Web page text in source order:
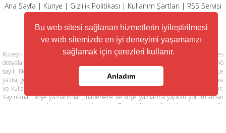
Bu web sitesi sağlanan hizmetlerin iyileştirilmesi
ve web sitemizde en iyi deneyimi yaşamanızı
sağlamak için çerezleri kullanır.
Anladım
Ana Sayfa | Künye | Gizlilik Politikası | Kullanım Şartları | RSS Servisi
KuzeyHaber.com sitesinde yer alan tüm yazılar, materyaller, resimler, ses
dosyaları, animasyonlar, videolar, tasarım ve düzenlemelerin telif hakları 5846
sayılı fikir ve sanat eserleri kanunu ile korunmaktadır. Her türlü haber, köşe
yazısı, görsel, belge ve bağlantının izinsiz ve kaynak belirtilmeksizin kopyalanması
ve kullanılması durumunda her türlü yasal hakları tarafımızca saklı tutulmaktadır.
Yayınlanan köşe yazılarından, haberlere ve köşe yazılarına yapılan yorumlardan
yazarları sorumludur. KuzeyHaber.com Basın Meslek İlkelerine uymaya söz